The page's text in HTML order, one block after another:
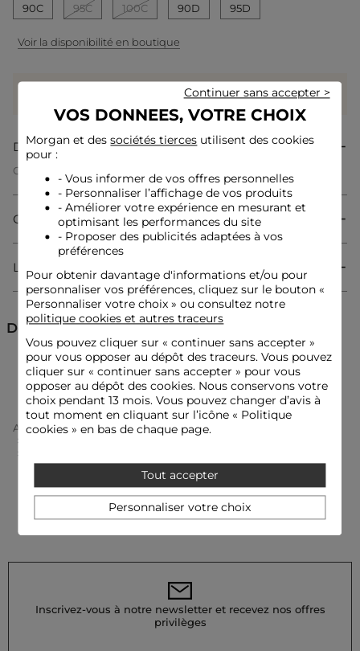
90C 95C 100C 90D 95D
Voir la disponibilité en boutique
29 coeurs grâce à ce produit
Connectez-vous ou inscrivez-vous
Description
Ce soutien-gorge en dentelle incarne une féminité délicate et
sophistiquée. Les détails travaillés subliment la silhouette
avec élégance, offrant un équilibre parfait entre sensualité et
modernité. La finesse de la dentelle ajoute une finition
raffinée à cette pièce incontournable du dressing féminin.
Conseil entretien
Lavez ce soutien-gorge à la main uniquement, en utilisant de
l'eau tiède et un savon doux. Le lavage en machine est
fortement déconseillé pour préserver sa qualité. Évitez
également le sèche-linge, préférez un séchage naturel à plat.
Référence : 32536311060781007 V2D_261-L107902L
Catégorie :Culotte et bas femme
Couleur :Culotte et bas femme beige
Composition & Entretien
Livraison & Retour
Découvrez aussi
Culotte et bas Lingerie
Accueil Vêtements Femme
Lingerie Femme
Inscrivez-vous à notre newsletter et recevez nos offres
privilèges
VOS DONNEES, VOTRE CHOIX
Morgan et dessociétés tierces utilisent des cookies
pour :
- Vous informer de vos offres personnelles
- Personnaliser l’affichage de vos produits
- Améliorer votre expérience en mesurant et
optimisant les performances du site
- Proposer des publicités adaptées à vos
préférences
Pour obtenir davantage d'informations et/ou pour
personnaliser vos préférences, cliquez sur le bouton «
Personnaliser votre choix » ou consultez notre
politique cookies et autres traceurs
Vous pouvez cliquer sur « continuer sans accepter»
pour vous opposer au dépôt des traceurs. Vous pouvez
cliquer sur « continuer sans accepter » pour vous
opposer au dépôt des cookies. Nous conservons votre
choix pendant 13 mois. Vous pouvez changer d’avis à
tout moment en cliquant sur l’icône « Politique
cookies » en bas de chaque page.
Tout accepter
Continuer sans accepter >
Personnaliser votre choix